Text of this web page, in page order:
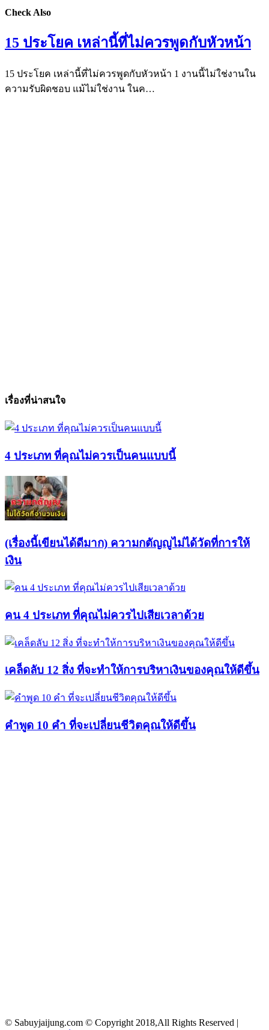
Check Also
15 ประโยค เหล่านี้ที่ไม่ควรพูดกับหัวหน้า
15 ประโยค เหล่านี้ที่ไม่ควรพูดกับหัวหน้า 1 งานนี้ไม่ใช่งานใน
ความรับผิดชอบ แม้ไม่ใช่งาน ในค…
เรื่องที่น่าสนใจ
4 ประเภท ที่คุณไม่ควรเป็นคนแบบนี้
(เรื่องนี้เขียนได้ดีมาก) ความกตัญญูไม่ได้วัดที่การให้
เงิน
คน 4 ประเภท ที่คุณไม่ควรไปเสียเวลาด้วย
เคล็ดลับ 12 สิ่ง ที่จะทำให้การบริหาเงินของคุณให้ดีขึ้น
คำพูด 10 คำ ที่จะเปลี่ยนชีวิตคุณให้ดีขึ้น
© Sabuyjaijung.com © Copyright 2018,All Rights Reserved |